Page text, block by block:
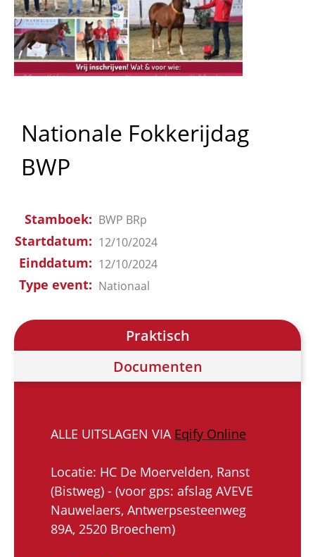
Nationale Fokkerijdag
BWP
Stamboek BWP BRp
Startdatum 12/10/2024
Einddatum 12/10/2024
Type event Nationaal
Praktisch
Documenten
ALLE UITSLAGEN VIA Eqify Online
Locatie: HC De Moervelden, Ranst
(Bistweg) - (voor gps: afslag AVEVE
Nauwelaers, Antwerpsesteenweg
89A, 2520 Broechem)